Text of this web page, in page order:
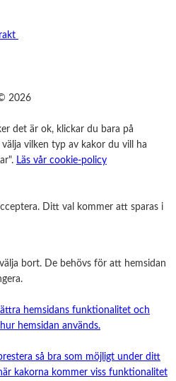
2026
det är ok, klickar du bara på
vilken typ av kakor du vill ha
Läs vår cookie-policy
Ditt val kommer att sparas i
bort. De behövs för att hemsidan
hemsidans funktionalitet och
hemsidan används.
så bra som möjligt under ditt
kakorna kommer viss funktionalitet